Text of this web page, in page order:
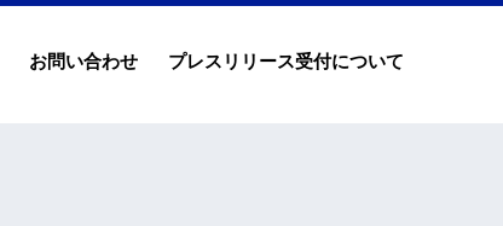
お問い合わせ プレスリリース受付について